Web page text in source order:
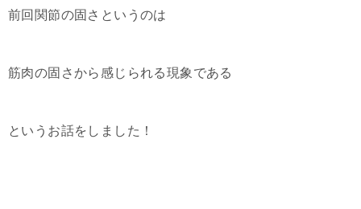
前回関節の固さというのは
筋肉の固さから感じられる現象である
というお話をしました！